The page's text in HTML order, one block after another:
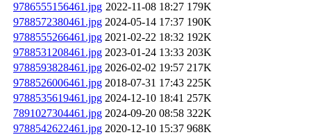
9786555156461.jpg 2022-11-08 18:27 179K
9788572380461.jpg 2024-05-14 17:37 190K
9788555266461.jpg 2021-02-22 18:32 192K
9788531208461.jpg 2023-01-24 13:33 203K
9788593828461.jpg 2026-02-02 19:57 217K
9788526006461.jpg 2018-07-31 17:43 225K
9788535619461.jpg 2024-12-10 18:41 257K
7891027304461.jpg 2024-09-20 08:58 322K
9788542622461.jpg 2020-12-10 15:37 968K